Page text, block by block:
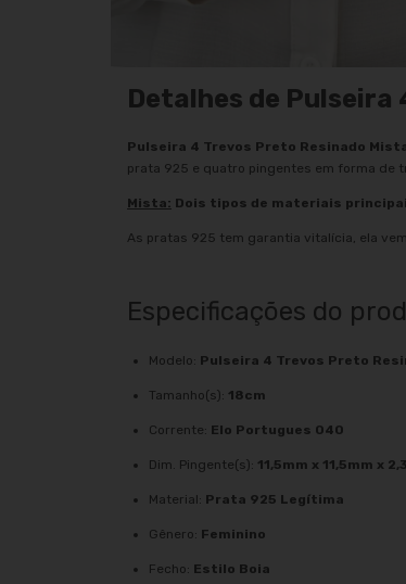
Detalhes de Pulseira
Pulseira 4 Trevos Preto Resinado
prata 925 e quatro pingentes em forma de
Mista: Dois tipos de materiais
As pratas 925 tem garantia vitalícia, ela
Especificações do
Modelo: Pulseira 4 Trevos Preto
Tamanho(s): 18cm
Corrente: Elo Portugues 040
Dim. Pingente(s): 11,5mm x 11,5mm x
Material: Prata 925 Legítima
Gênero: Feminino
Fecho: Estilo Boia